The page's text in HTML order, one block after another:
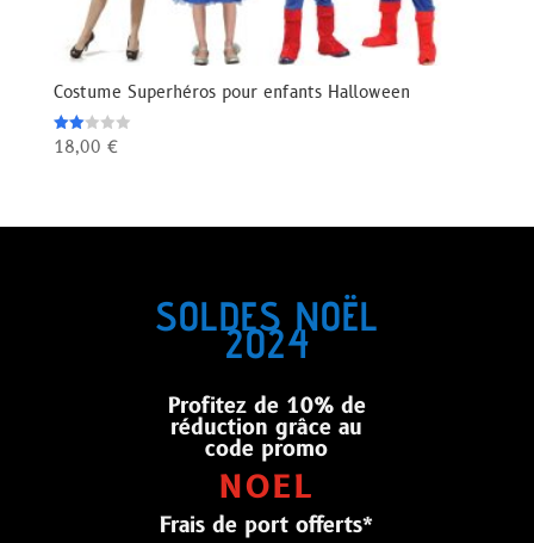
Costume Superhéros pour enfants Halloween
Note
2.02
18,00 €
SOLDES NOËL
2024
Profitez de 10% de
réduction grâce au
code promo
NOEL
Frais de port offerts*